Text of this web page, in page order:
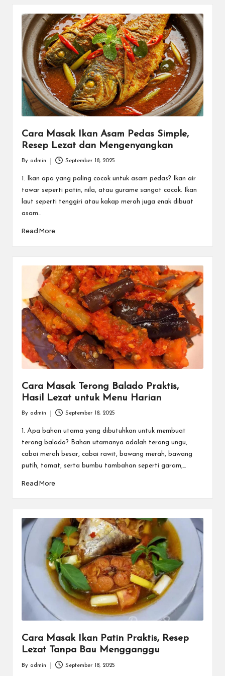
Cara Masak Ikan Asam Pedas Simple,
Resep Lezat dan Mengenyangkan
by
By admin September 18, 2025
1. Ikan apa yang paling cocok untuk asam pedas? Ikan air
tawar seperti patin, nila, atau gurame sangat cocok. Ikan
laut seperti tenggiri atau kakap merah juga enak dibuat
asam…
Read More
Cara Masak Terong Balado Praktis,
Hasil Lezat untuk Menu Harian
by
By admin September 18, 2025
1. Apa bahan utama yang dibutuhkan untuk membuat
terong balado? Bahan utamanya adalah terong ungu,
cabai merah besar, cabai rawit, bawang merah, bawang
putih, tomat, serta bumbu tambahan seperti garam,…
Read More
Cara Masak Ikan Patin Praktis, Resep
Lezat Tanpa Bau Mengganggu
By admin September 18, 2025